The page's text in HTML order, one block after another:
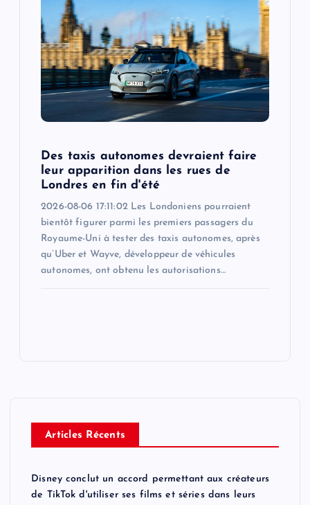
Des taxis autonomes devraient faire
leur apparition dans les rues de
Londres en fin d'été
2026-08-06 17:11:02 Les Londoniens pourraient
bientôt figurer parmi les premiers passagers du
Royaume-Uni à tester des taxis autonomes, après
qu’Uber et Wayve, développeur de véhicules
autonomes, ont obtenu les autorisations…
Articles Récents
Disney conclut un accord permettant aux créateurs
de TikTok d'utiliser ses films et séries dans leurs